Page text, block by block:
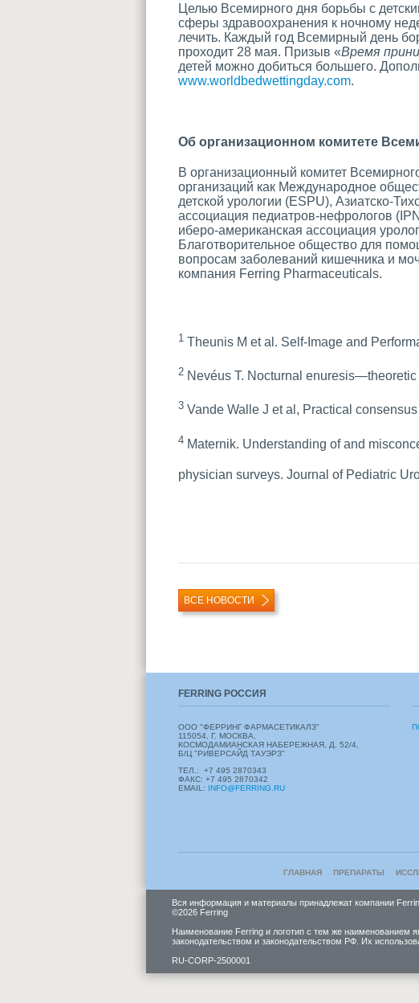
Целью Всемирного дня борьбы с
сферы здравоохранения к ночному
лечить. Каждый год Всемирный день
проходит 28 мая. Призыв «Время
детей можно добиться большего.
www.worldbedwettingday.com.
Об организационном комитете
В организационный комитет
организаций как Международное
детской урологии (ESPU), Азиатско-
ассоциация педиатров-нефрологов
иберо-американская ассоциация
Благотворительное общество для
вопросам заболеваний кишечника и
компания Ferring Pharmaceuticals.
1 Theunis M et al. Self-Image and
2 Nevéus T. Nocturnal
3 Vande Walle J et al, Practical
4 Maternik. Understanding of and
physician surveys. Journal of Pediatric
ВСЕ НОВОСТИ
FERRING РОССИЯ
ООО "ФЕРРИНГ ФАРМАСЕТИКАЛЗ"
115054, Г. МОСКВА,
КОСМОДАМИАНСКАЯ НАБЕРЕЖНАЯ, Д. 52/4,
Б/Ц "РИВЕРСАЙД ТАУЭРЗ"
ТЕЛ.: +7 495 2870343
ФАКС: +7 495 2870342
EMAIL: INFO@FERRING.RU
ГЛАВНАЯ ПРЕПАРАТЫ
Вся информация и материалы принадлежат компании
©2026 Ferring
Наименование Ferring и логотип с тем же наименованием
законодательством и законодательством РФ. Их
RU-CORP-2500001